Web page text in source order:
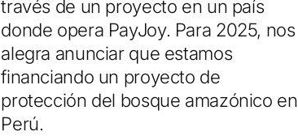
través de un proyecto en un país
donde opera PayJoy. Para 2025, nos
alegra anunciar que estamos
financiando un proyecto de
protección del bosque amazónico en
Perú.